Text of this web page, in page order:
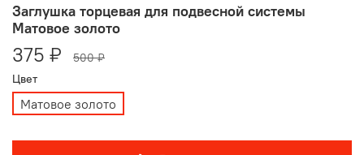
Заглушка торцевая для подвесной системы
Матовое золото
375 ₽
500 ₽
Цвет
Матовое золото